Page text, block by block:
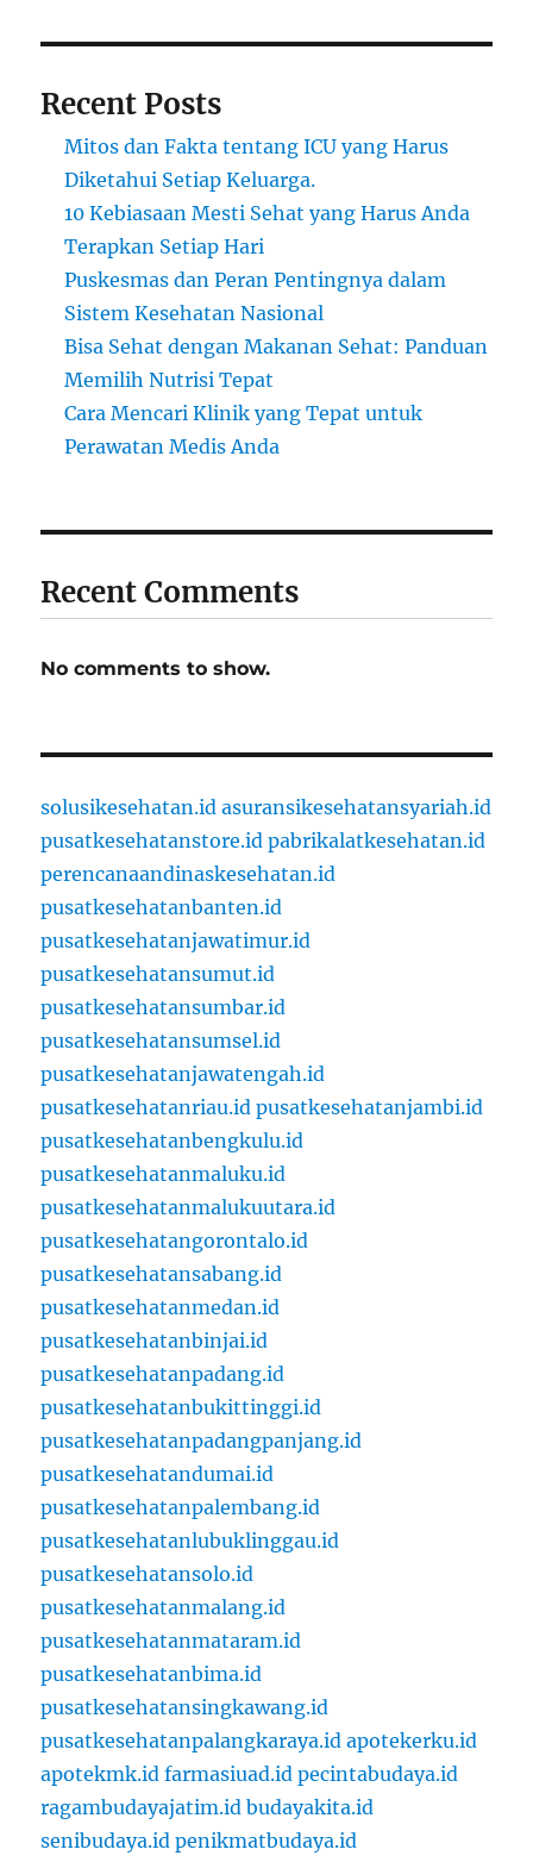
Recent Posts
Mitos dan Fakta tentang ICU yang Harus
Diketahui Setiap Keluarga.
10 Kebiasaan Mesti Sehat yang Harus Anda
Terapkan Setiap Hari
Puskesmas dan Peran Pentingnya dalam
Sistem Kesehatan Nasional
Bisa Sehat dengan Makanan Sehat: Panduan
Memilih Nutrisi Tepat
Cara Mencari Klinik yang Tepat untuk
Perawatan Medis Anda
Recent Comments
No comments to show.
solusikesehatan.id asuransikesehatansyariah.id
pusatkesehatanstore.id pabrikalatkesehatan.id
perencanaandinaskesehatan.id
pusatkesehatanbanten.id
pusatkesehatanjawatimur.id
pusatkesehatansumut.id
pusatkesehatansumbar.id
pusatkesehatansumsel.id
pusatkesehatanjawatengah.id
pusatkesehatanriau.id pusatkesehatanjambi.id
pusatkesehatanbengkulu.id
pusatkesehatanmaluku.id
pusatkesehatanmalukuutara.id
pusatkesehatangorontalo.id
pusatkesehatansabang.id
pusatkesehatanmedan.id
pusatkesehatanbinjai.id
pusatkesehatanpadang.id
pusatkesehatanbukittinggi.id
pusatkesehatanpadangpanjang.id
pusatkesehatandumai.id
pusatkesehatanpalembang.id
pusatkesehatanlubuklinggau.id
pusatkesehatansolo.id
pusatkesehatanmalang.id
pusatkesehatanmataram.id
pusatkesehatanbima.id
pusatkesehatansingkawang.id
pusatkesehatanpalangkaraya.id apotekerku.id
apotekmk.id farmasiuad.id pecintabudaya.id
ragambudayajatim.id budayakita.id
senibudaya.id penikmatbudaya.id